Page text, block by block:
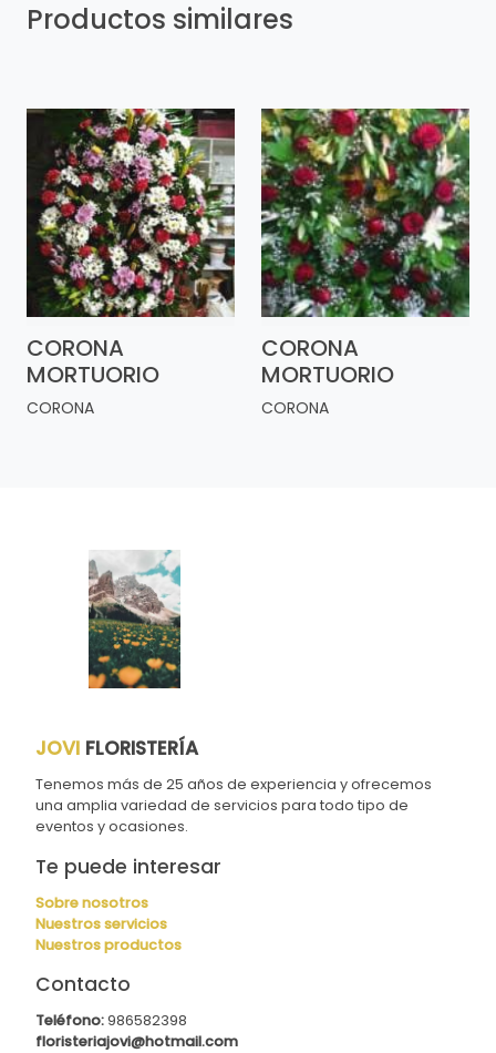
Productos similares
CORONA
MORTUORIO
CORONA
CORONA
MORTUORIO
CORONA
JOVI FLORISTERÍA
Tenemos más de 25 años de experiencia y ofrecemos
una amplia variedad de servicios para todo tipo de
eventos y ocasiones.
Te puede interesar
Sobre nosotros
Nuestros servicios
Nuestros productos
Contacto
Teléfono:986582398
floristeriajovi@hotmail.com